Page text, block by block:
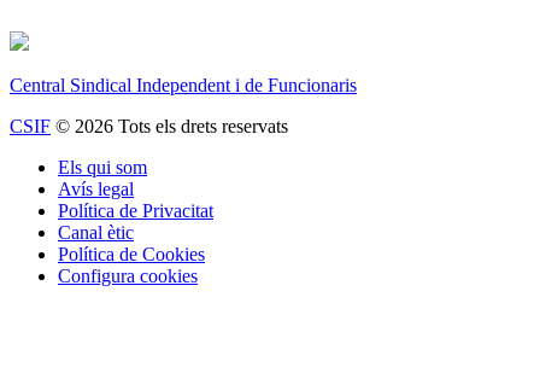
Central Sindical Independent i de Funcionaris
CSIF © 2026 Tots els drets reservats
Els qui som
Avís legal
Política de Privacitat
Canal ètic
Política de Cookies
Configura cookies